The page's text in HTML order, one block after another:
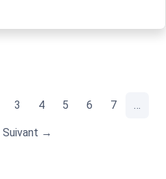
3 4 5 6 7 …
Suivant →